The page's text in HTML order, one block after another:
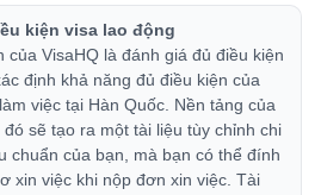
kiện visa lao động
của VisaHQ là đánh giá đủ điều kiện
định khả năng đủ điều kiện của
việc tại Hàn Quốc. Nền tảng của
sẽ tạo ra một tài liệu tùy chỉnh chi
chuẩn của bạn, mà bạn có thể đính
xin việc khi nộp đơn xin việc. Tài